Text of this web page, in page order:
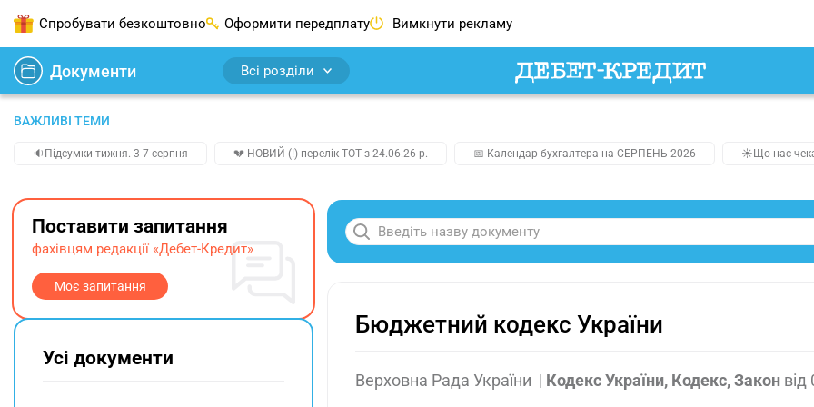
Спробувати безкоштовно Оформити передплату Вимкнути рекламу
Документи Всі розділи
ВАЖЛИВІ ТЕМИ
🔉Підсумки тижня. 3-7 серпня 💔 НОВИЙ (!) перелік ТОТ з 24.06.26 р. 📅 Календар бухгалтера на СЕРПЕНЬ 2026 ☀️Що нас
Бюджетний кодекс України
Верховна Рада України | Кодекс України, Кодекс, Закон від
Поставити запитання
фахівцям редакції «Дебет-Кредит»
Моє запитання
Усі документи